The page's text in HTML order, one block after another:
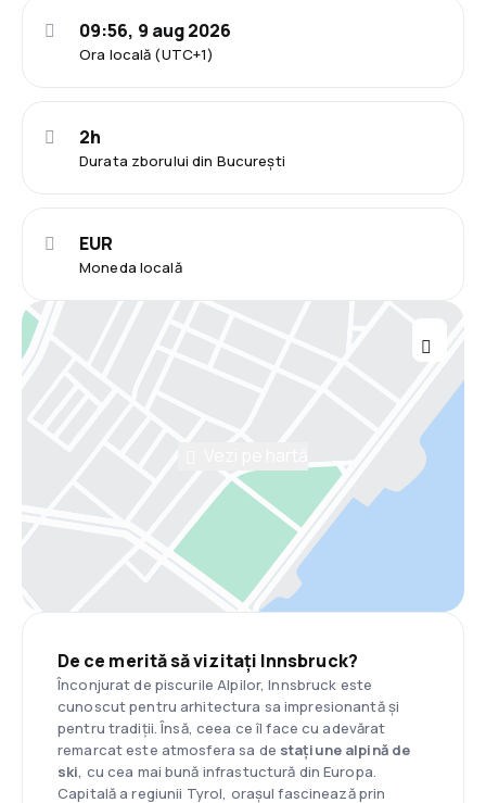
Ora locală (UTC+1)
09:56, 9 aug 2026
Durata zborului din București
2h
Moneda locală
EUR
De ce merită să vizitați Innsbruck?
Înconjurat de piscurile Alpilor, Innsbruck este
cunoscut pentru arhitectura sa impresionantă și
pentru tradiții. Însă, ceea ce îl face cu adevărat
remarcat este atmosfera sa de stațiune alpină de
ski, cu cea mai bună infrastuctură din Europa.
Capitală a regiunii Tyrol, orașul fascinează prin